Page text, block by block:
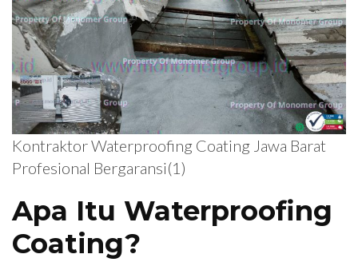
Kontraktor Waterproofing Coating Jawa Barat
Profesional Bergaransi(1)
Apa Itu Waterproofing
Coating?